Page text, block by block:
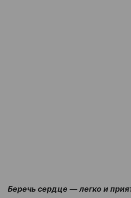
Беречь сердце — легко и